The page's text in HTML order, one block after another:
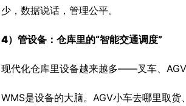
少，数据说话，管理公平。
4） 管设备：仓库里的“智能交通调度”
现代化仓库里设备越来越多——叉车、
WMS是设备的大脑。AGV小车去哪里取